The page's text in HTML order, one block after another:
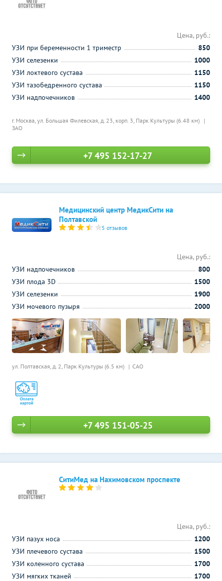
г. Москва, ул. Большая Филевская, д. 23, корп. 3, Парк Культуры (6.48 км)
ЗАО
Цена, руб.:
УЗИ при беременности 1 триместр
850
УЗИ селезенки
1000
УЗИ локтевого сустава
1150
УЗИ тазобедренного сустава
1150
УЗИ надпочечников
1400
+7 495 152-17-27
Медицинский центр МедикСити на
Полтавской
5 отзывов
ул. Полтавская, д. 2, Парк Культуры (6.5 км) САО
Цена, руб.:
УЗИ надпочечников
800
УЗИ плода 3D
1500
УЗИ селезенки
1900
УЗИ мочевого пузыря
2000
+7 495 151-05-25
СитиМед на Нахимовском проспекте
Цена, руб.:
УЗИ пазух носа
1200
УЗИ плечевого сустава
1500
УЗИ коленного сустава
1700
УЗИ мягких тканей
1700